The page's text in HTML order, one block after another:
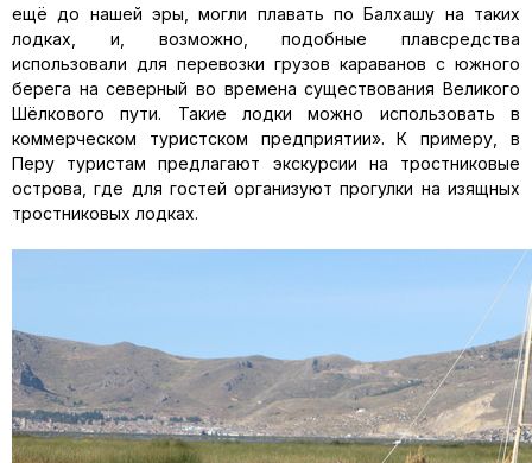
ещё до нашей эры, могли плавать по Балхашу на таких
лодках, и, возможно, подобные плавсредства
использовали для перевозки грузов караванов с южного
берега на северный во времена существования Великого
Шёлкового пути. Такие лодки можно использовать в
коммерческом туристском предприятии». К примеру, в
Перу туристам предлагают экскурсии на тростниковые
острова, где для гостей организуют прогулки на изящных
тростниковых лодках.